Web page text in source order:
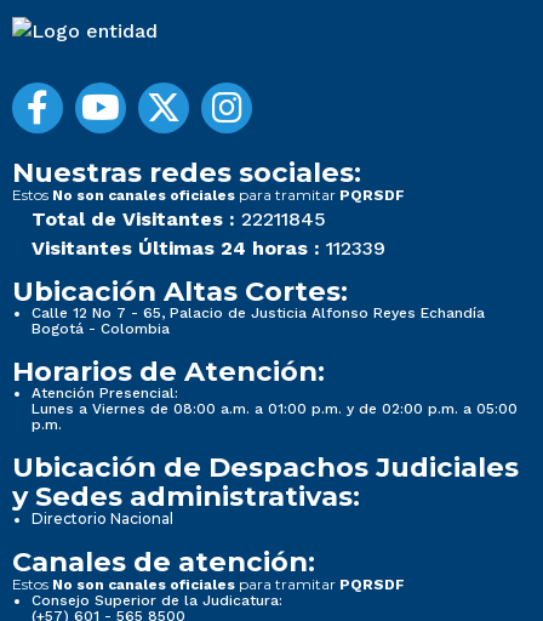
Nuestras redes sociales:
Estos No son canales oficiales para tramitar PQRSDF
Total de Visitantes : 22211845
Visitantes Últimas 24 horas : 112339
Ubicación Altas Cortes:
Calle 12 No 7 - 65, Palacio de Justicia Alfonso Reyes Echandía
Bogotá - Colombia
Horarios de Atención:
Atención Presencial:
Lunes a Viernes de 08:00 a.m. a 01:00 p.m. y de 02:00 p.m. a 05:00
p.m.
Ubicación de Despachos Judiciales
y Sedes administrativas:
Directorio Nacional
Canales de atención:
Estos No son canales oficiales para tramitar PQRSDF
Consejo Superior de la Judicatura:
(+57) 601 - 565 8500